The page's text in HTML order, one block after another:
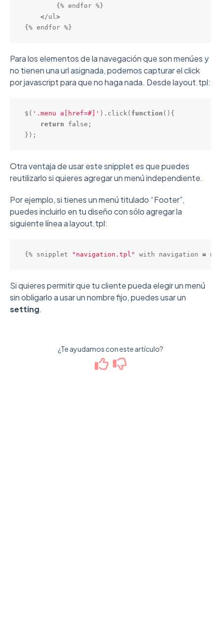
        {% endfor %}
</ul>
{% endfor %}
Para los elementos de la navegación que son menúes y
no tienen una url asignada, podemos capturar el click
por javascript para que no haga nada. Desde layout.tpl:
$( '.menu a[href=#]' ). click( function (){
return
false ;
});
Otra ventaja de usar este snipplet es que puedes
reutilizarlo si quieres agregar un menú independiente.
Por ejemplo, si tienes un menú titulado “Footer”,
puedes incluirlo en tu diseño con sólo agregar la
siguiente línea a layout.tpl:
{% snipplet "navigation.tpl" with navigation =
Si quieres permitir que tu cliente pueda elegir un menú
sin obligarlo a usar un nombre fijo, puedes usar un
setting.
¿Te ayudamos con este artículo?